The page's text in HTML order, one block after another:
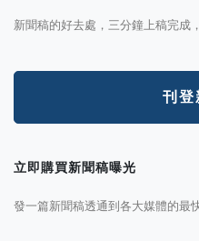
新聞稿的好去處，三分鐘上稿完成
刊登
立即購買新聞稿曝光
發一篇新聞稿透通到各大媒體的最